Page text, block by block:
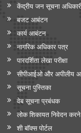
केंद्रीय जन सूचना
बजट आबंटन
कार्य आबंटन
नागरिक अधिकार पत्र
पारदर्शिता लेखा परीक्षा
सीपीआईओ और अपी‍लीय
सूचना पुस्तिका
वेब सूचना प्रबंधक
लोक शिकायत निवेदन करने
शी बॉक्स पोर्टल